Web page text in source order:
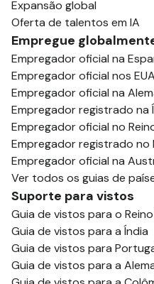
Expansão global
Oferta de talentos em IA
Empregue
Empregador oficial na
Empregador oficial nos EUA
Empregador oficial na
Empregador registrado na
Empregador oficial no
Empregador registrado no
Empregador oficial na
Ver todos os guias de
Suporte para vistos
Guia de vistos para o
Guia de vistos para a Índia
Guia de vistos para
Guia de vistos para a